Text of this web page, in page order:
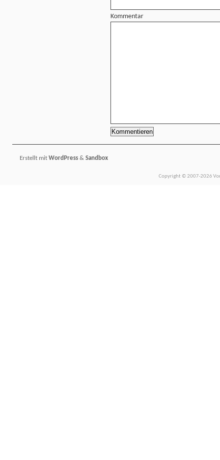
Kommentar
Erstellt mit WordPress & Sandbox
Copyright © 2007-2026